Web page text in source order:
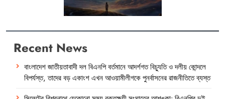
Recent News
বাংলাদেশ জাতীয়তাবাদী দল বিএনপি বর্তমানে আদর্শগত বিচ্যুতি ও দলীয় কোন্দলে
বিপর্যস্ত, তাদের বড় একাংশ এখন আওয়ামীলীগকে পুনর্বাসনের রাজনীতিতে ব্যস্ত